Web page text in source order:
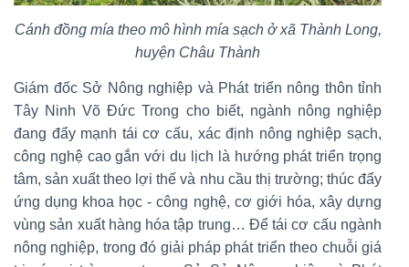
Cánh đồng mía theo mô hình mía sạch ở xã Thành Long,
huyện Châu Thành
Giám đốc Sở Nông nghiệp và Phát triển nông thôn tỉnh
Tây Ninh Võ Đức Trong cho biết, ngành nông nghiệp
đang đẩy mạnh tái cơ cấu, xác định nông nghiệp sạch,
công nghệ cao gắn với du lịch là hướng phát triển trọng
tâm, sản xuất theo lợi thế và nhu cầu thị trường; thúc đẩy
ứng dụng khoa học - công nghệ, cơ giới hóa, xây dựng
vùng sản xuất hàng hóa tập trung… Để tái cơ cấu ngành
nông nghiệp, trong đó giải pháp phát triển theo chuỗi giá